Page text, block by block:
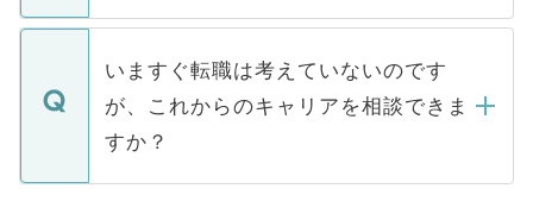
関を公にしてしまうと、応募が殺到する場
に、医療機関が求める条件に合った人材の
みを人材紹介会社に依頼するケースが増え
ています。
定を承諾する必要はありません。内定先へ
の辞退の連絡はキャリアパートナーが行い
個人情報が漏えいすることはありませんの
で、ご安心ください。当サイトからの登録
などで収集したご登録者様の個人情報は、
ご本人のキャリアアップおよび転職活動の
支援を目的に使用いたします。お預かりし
ているすべての個人データはご本人の許可
いますぐ転職は考えていないのです
が、これからのキャリアを相談できま
すか？